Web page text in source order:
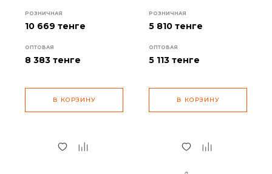
РОЗНИЧНАЯ
10 669 тенге
ОПТОВАЯ
8 383 тенге
В КОРЗИНУ
РОЗНИЧНАЯ
5 810 тенге
ОПТОВАЯ
5 113 тенге
В КОРЗИНУ